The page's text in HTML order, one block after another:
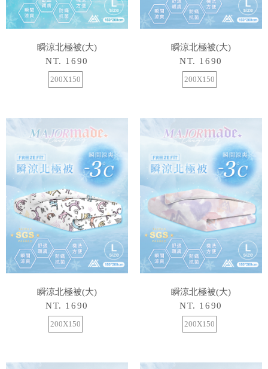
瞬涼北極被(大)
NT. 1690
200X150
瞬涼北極被(大)
NT. 1690
200X150
瞬涼北極被(大)
NT. 1690
200X150
瞬涼北極被(大)
NT. 1690
200X150